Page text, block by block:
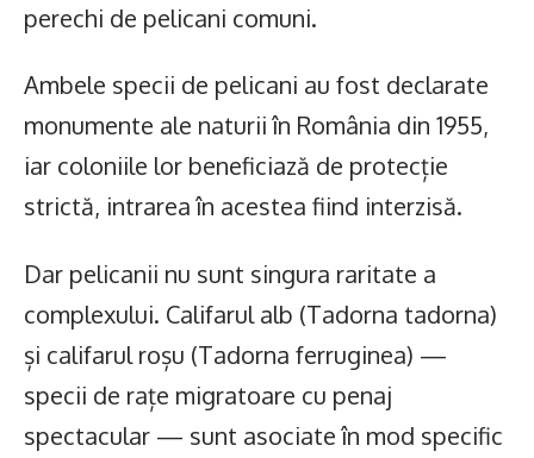
perechi de pelicani comuni.
Ambele specii de pelicani au fost declarate
monumente ale naturii în România din 1955,
iar coloniile lor beneficiază de protecție
strictă, intrarea în acestea fiind interzisă.
Dar pelicanii nu sunt singura raritate a
complexului. Califarul alb (Tadorna tadorna)
și califarul roșu (Tadorna ferruginea) —
specii de rațe migratoare cu penaj
spectacular — sunt asociate în mod specific